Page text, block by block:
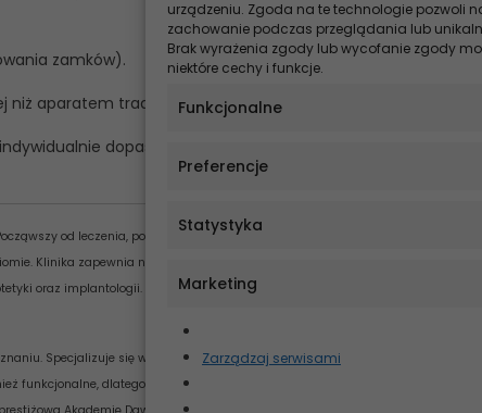
urządzeniu. Zgoda na te technologie pozwoli
zachowanie podczas przeglądania lub
Brak wyrażenia zgody lub wycofanie zgody
niektóre cechy i funkcje.
Funkcjonalne
Preferencje
Statystyka
Marketing
Zarządzaj serwisami
zamków).
niż aparatem tradycyjnym).
dopasowane) + koszt
od leczenia, poprzez udogodnienia,
Klinika zapewnia najwyższą jakość leczenia
oraz implantologii.
Specjalizuje się w leczeniu
funkcjonalne, dlatego wciąż podnosi swoje